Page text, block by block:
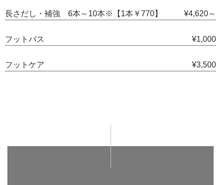
長さだし・補強 6本～10本※【1本￥770】 ¥4,620～
フットバス ¥1,000
フットケア ¥3,500